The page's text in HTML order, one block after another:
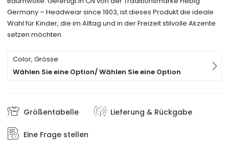
Germany – Headwear since 1903, ist dieses Produkt die ideale
Wahl für Kinder, die im Alltag und in der Freizeit stilvolle Akzente
setzen möchten.
Color, Grösse
Wählen Sie eine Option/ Wählen Sie eine Option
Größentabelle Lieferung & Rückgabe
Eine Frage stellen